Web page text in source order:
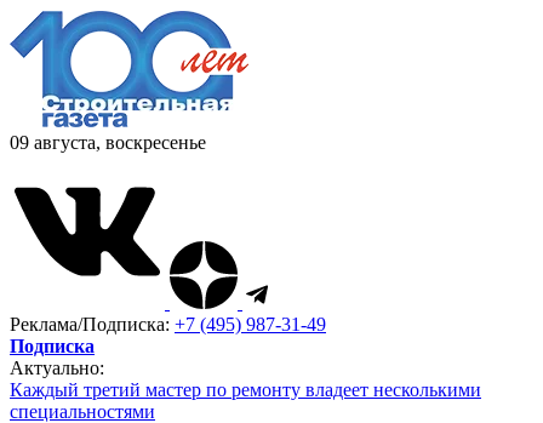
09 августа, воскресенье
Реклама/Подписка: +7 (495) 987-31-49
Подписка
Актуально:
Каждый третий мастер по ремонту владеет несколькими
специальностями